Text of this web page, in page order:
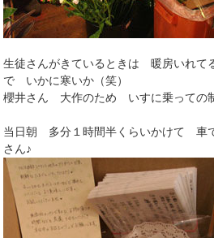
生徒さんがきているときは 暖房いれ
で いかに寒いか（笑）
櫻井さん 大作のため いすに乗っての
当日朝 多分１時間半くらいかけて 車
さん♪